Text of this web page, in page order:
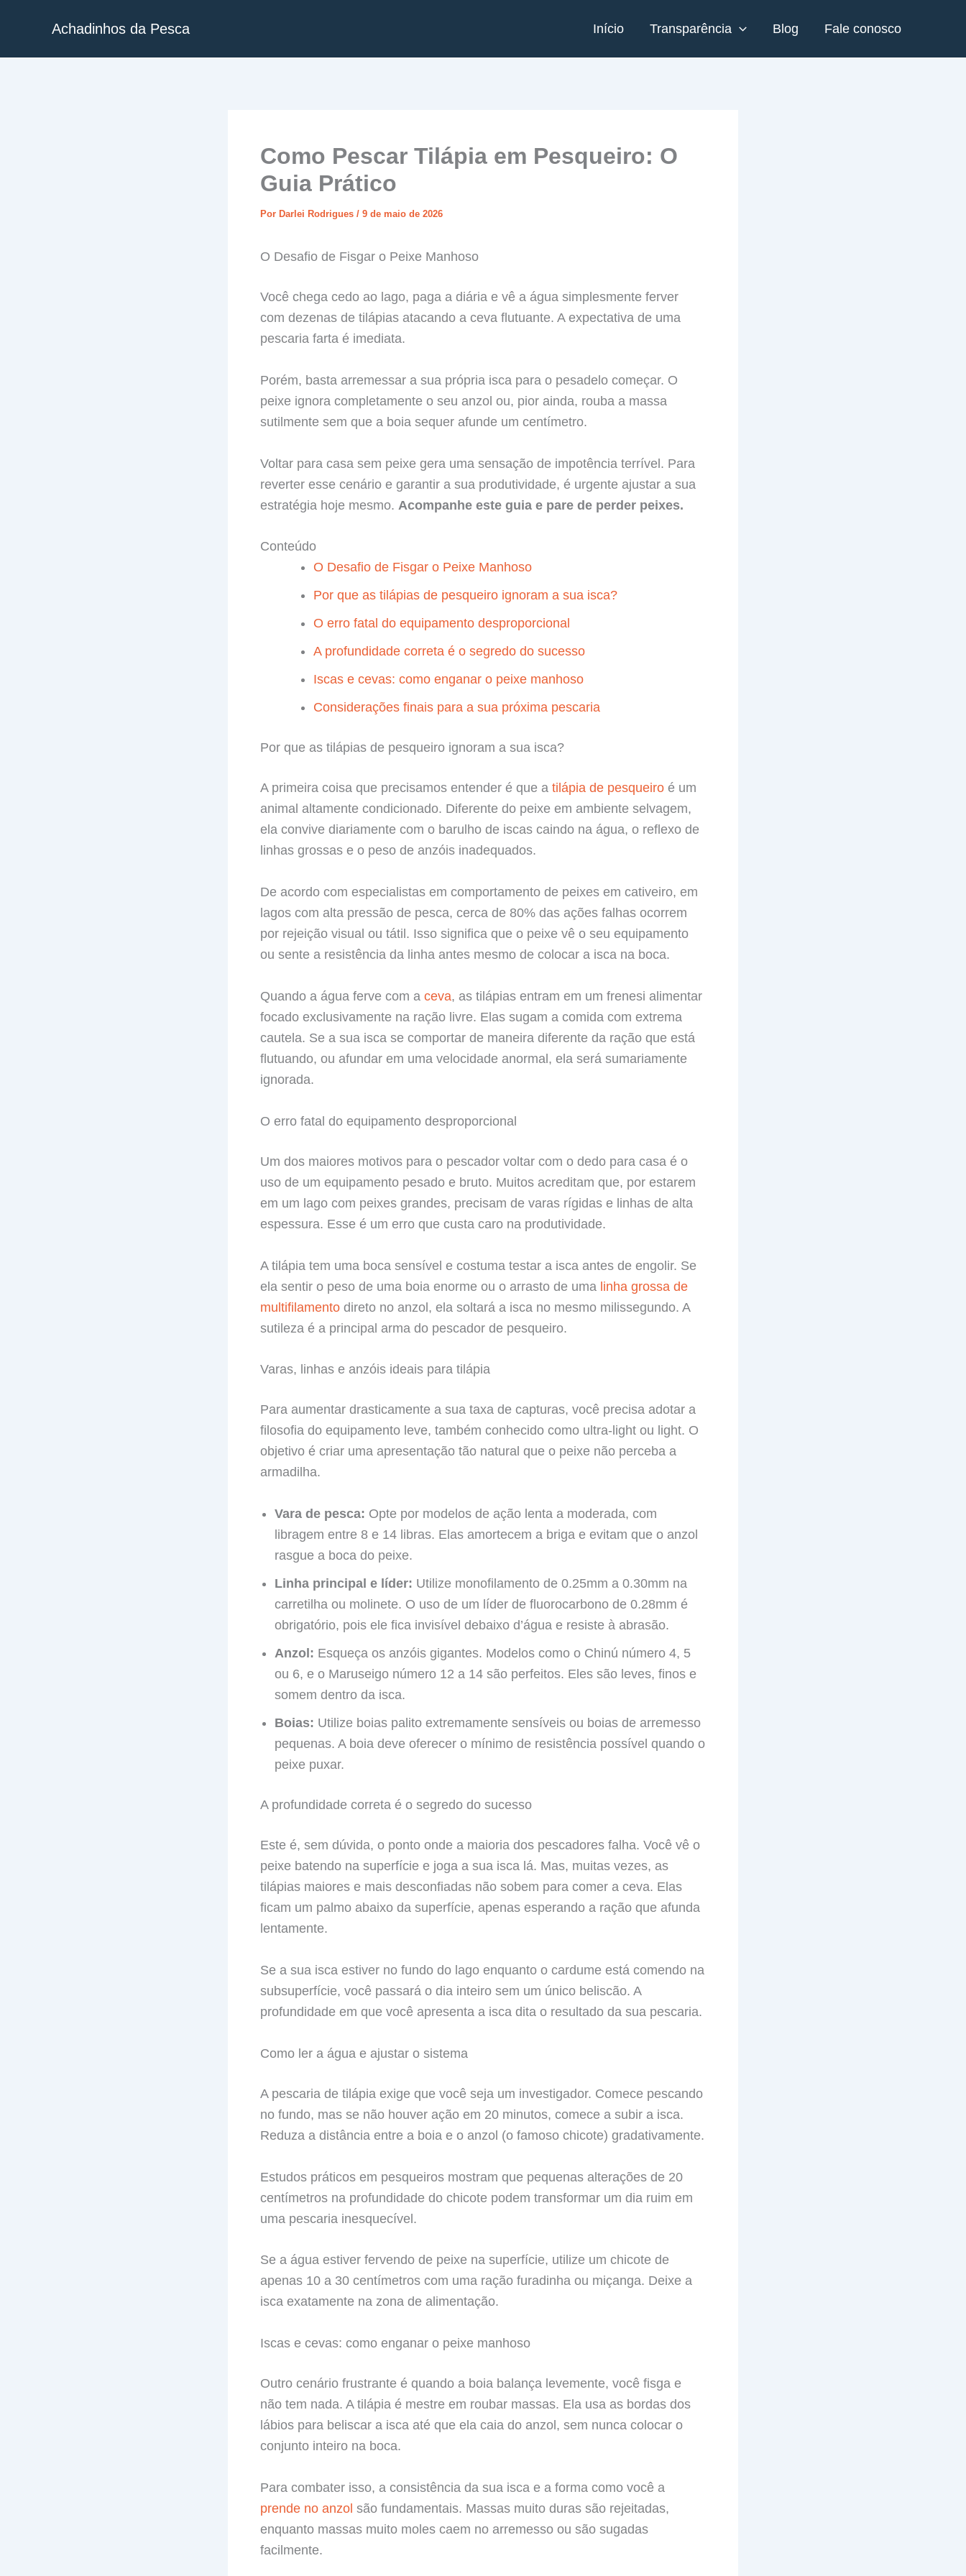
Achadinhos da Pesca Início Transparência Blog Fale conosco
Como Pescar Tilápia em Pesqueiro: O
Guia Prático
Por Darlei Rodrigues / 9 de maio de 2026
O Desafio de Fisgar o Peixe Manhoso
Você chega cedo ao lago, paga a diária e vê a água simplesmente ferver
com dezenas de tilápias atacando a ceva flutuante. A expectativa de uma
pescaria farta é imediata.
Porém, basta arremessar a sua própria isca para o pesadelo começar. O
peixe ignora completamente o seu anzol ou, pior ainda, rouba a massa
sutilmente sem que a boia sequer afunde um centímetro.
Voltar para casa sem peixe gera uma sensação de impotência terrível. Para
reverter esse cenário e garantir a sua produtividade, é urgente ajustar a sua
estratégia hoje mesmo. Acompanhe este guia e pare de perder peixes.
Conteúdo
O Desafio de Fisgar o Peixe Manhoso
Por que as tilápias de pesqueiro ignoram a sua isca?
O erro fatal do equipamento desproporcional
A profundidade correta é o segredo do sucesso
Iscas e cevas: como enganar o peixe manhoso
Considerações finais para a sua próxima pescaria
Por que as tilápias de pesqueiro ignoram a sua isca?
A primeira coisa que precisamos entender é que a tilápia de pesqueiro é um
animal altamente condicionado. Diferente do peixe em ambiente selvagem,
ela convive diariamente com o barulho de iscas caindo na água, o reflexo de
linhas grossas e o peso de anzóis inadequados.
De acordo com especialistas em comportamento de peixes em cativeiro, em
lagos com alta pressão de pesca, cerca de 80% das ações falhas ocorrem
por rejeição visual ou tátil. Isso significa que o peixe vê o seu equipamento
ou sente a resistência da linha antes mesmo de colocar a isca na boca.
Quando a água ferve com a ceva, as tilápias entram em um frenesi alimentar
focado exclusivamente na ração livre. Elas sugam a comida com extrema
cautela. Se a sua isca se comportar de maneira diferente da ração que está
flutuando, ou afundar em uma velocidade anormal, ela será sumariamente
ignorada.
O erro fatal do equipamento desproporcional
Um dos maiores motivos para o pescador voltar com o dedo para casa é o
uso de um equipamento pesado e bruto. Muitos acreditam que, por estarem
em um lago com peixes grandes, precisam de varas rígidas e linhas de alta
espessura. Esse é um erro que custa caro na produtividade.
A tilápia tem uma boca sensível e costuma testar a isca antes de engolir. Se
ela sentir o peso de uma boia enorme ou o arrasto de uma linha grossa de
multifilamento direto no anzol, ela soltará a isca no mesmo milissegundo. A
sutileza é a principal arma do pescador de pesqueiro.
Varas, linhas e anzóis ideais para tilápia
Para aumentar drasticamente a sua taxa de capturas, você precisa adotar a
filosofia do equipamento leve, também conhecido como ultra-light ou light. O
objetivo é criar uma apresentação tão natural que o peixe não perceba a
armadilha.
Vara de pesca: Opte por modelos de ação lenta a moderada, com
libragem entre 8 e 14 libras. Elas amortecem a briga e evitam que o anzol
rasgue a boca do peixe.
Linha principal e líder: Utilize monofilamento de 0.25mm a 0.30mm na
carretilha ou molinete. O uso de um líder de fluorocarbono de 0.28mm é
obrigatório, pois ele fica invisível debaixo d’água e resiste à abrasão.
Anzol: Esqueça os anzóis gigantes. Modelos como o Chinú número 4, 5
ou 6, e o Maruseigo número 12 a 14 são perfeitos. Eles são leves, finos e
somem dentro da isca.
Boias: Utilize boias palito extremamente sensíveis ou boias de arremesso
pequenas. A boia deve oferecer o mínimo de resistência possível quando o
peixe puxar.
A profundidade correta é o segredo do sucesso
Este é, sem dúvida, o ponto onde a maioria dos pescadores falha. Você vê o
peixe batendo na superfície e joga a sua isca lá. Mas, muitas vezes, as
tilápias maiores e mais desconfiadas não sobem para comer a ceva. Elas
ficam um palmo abaixo da superfície, apenas esperando a ração que afunda
lentamente.
Se a sua isca estiver no fundo do lago enquanto o cardume está comendo na
subsuperfície, você passará o dia inteiro sem um único beliscão. A
profundidade em que você apresenta a isca dita o resultado da sua pescaria.
Como ler a água e ajustar o sistema
A pescaria de tilápia exige que você seja um investigador. Comece pescando
no fundo, mas se não houver ação em 20 minutos, comece a subir a isca.
Reduza a distância entre a boia e o anzol (o famoso chicote) gradativamente.
Estudos práticos em pesqueiros mostram que pequenas alterações de 20
centímetros na profundidade do chicote podem transformar um dia ruim em
uma pescaria inesquecível.
Se a água estiver fervendo de peixe na superfície, utilize um chicote de
apenas 10 a 30 centímetros com uma ração furadinha ou miçanga. Deixe a
isca exatamente na zona de alimentação.
Iscas e cevas: como enganar o peixe manhoso
Outro cenário frustrante é quando a boia balança levemente, você fisga e
não tem nada. A tilápia é mestre em roubar massas. Ela usa as bordas dos
lábios para beliscar a isca até que ela caia do anzol, sem nunca colocar o
conjunto inteiro na boca.
Para combater isso, a consistência da sua isca e a forma como você a
prende no anzol são fundamentais. Massas muito duras são rejeitadas,
enquanto massas muito moles caem no arremesso ou são sugadas
facilmente.